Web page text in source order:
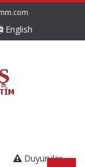
English
Duyurular